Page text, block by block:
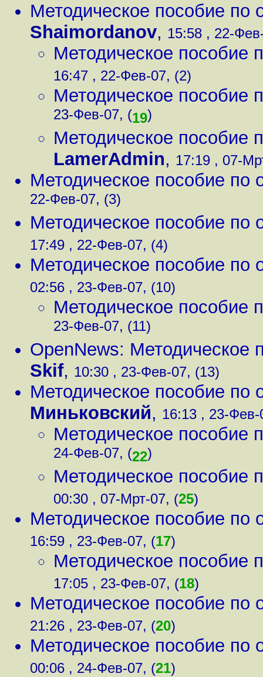
Методическое пособие по
Shaimordanov, 15:58 , 22-
Методическое пособие
16:47 , 22-Фев-07, (2)
Методическое пособие
23-Фев-07, (19)
Методическое пособие
LamerAdmin, 17:19 , 07-
Методическое пособие по
22-Фев-07, (3)
Методическое пособие по
17:49 , 22-Фев-07, (4)
Методическое пособие по
02:56 , 23-Фев-07, (10)
Методическое пособие
23-Фев-07, (11)
OpenNews: Методическое
Skif, 10:30 , 23-Фев-07, (13)
Методическое пособие по
Миньковский, 16:13 , 23-Фев-
Методическое пособие
24-Фев-07, (22)
Методическое пособие
00:30 , 07-Мрт-07, (25)
Методическое пособие по
16:59 , 23-Фев-07, (17)
Методическое пособие
17:05 , 23-Фев-07, (18)
Методическое пособие по
21:26 , 23-Фев-07, (20)
Методическое пособие по
00:06 , 24-Фев-07, (21)